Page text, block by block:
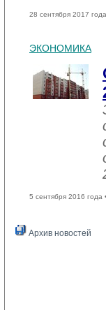
28 сентября 2017
ЭКОНОМИКА
5 сентября 2016 года •
Архив новостей